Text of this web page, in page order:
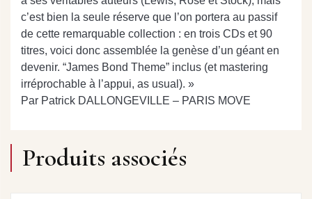
c’est bien la seule réserve que l’on portera au passif
de cette remarquable collection : en trois CDs et 90
titres, voici donc assemblée la genèse d’un géant en
devenir. “James Bond Theme” inclus (et mastering
irréprochable à l’appui, as usual). »
Par Patrick DALLONGEVILLE – PARIS MOVE
Produits associés